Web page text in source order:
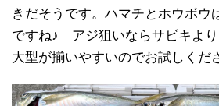
きだそうです。ハマチとホウボウ
ですね♪ アジ狙いならサビキよ
大型が揃いやすいのでお試しくだ